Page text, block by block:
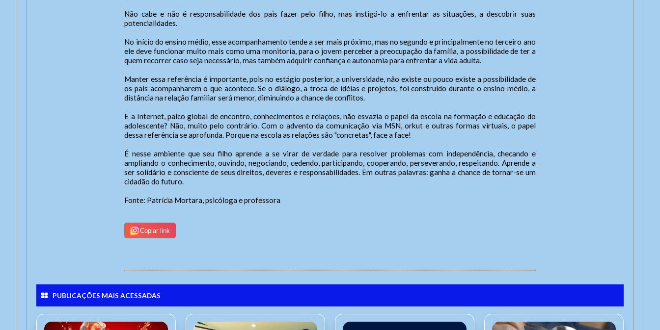
Não cabe e não é responsabilidade dos pais fazer pelo filho, mas instigá-lo a enfrentar as situações, a descobrir suas
potencialidades.
No início do ensino médio, esse acompanhamento tende a ser mais próximo, mas no segundo e principalmente no terceiro ano
ele deve funcionar muito mais como uma monitoria, para o jovem perceber a preocupação da família, a possibilidade de ter a
quem recorrer caso seja necessário, mas também adquirir confiança e autonomia para enfrentar a vida adulta.
Manter essa referência é importante, pois no estágio posterior, a universidade, não existe ou pouco existe a possibilidade de
os pais acompanharem o que acontece. Se o diálogo, a troca de idéias e projetos, foi construído durante o ensino médio, a
distância na relação familiar será menor, diminuindo a chance de conflitos.
E a Internet, palco global de encontro, conhecimentos e relações, não esvazia o papel da escola na formação e educação do
adolescente? Não, muito pelo contrário. Com o advento da comunicação via MSN, orkut e outras formas virtuais, o papel
dessa referência se aprofunda. Porque na escola as relações são "concretas", face a face!
É nesse ambiente que seu filho aprende a se virar de verdade para resolver problemas com independência, checando e
ampliando o conhecimento, ouvindo, negociando, cedendo, participando, cooperando, perseverando, respeitando. Aprende a
ser solidário e consciente de seus direitos, deveres e responsabilidades. Em outras palavras: ganha a chance de tornar-se um
cidadão do futuro.
Fonte: Patrícia Mortara, psicóloga e professora
Copiar link
PUBLICAÇÕES MAIS ACESSADAS